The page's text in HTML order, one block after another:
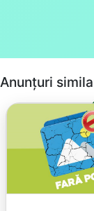
Anunțuri